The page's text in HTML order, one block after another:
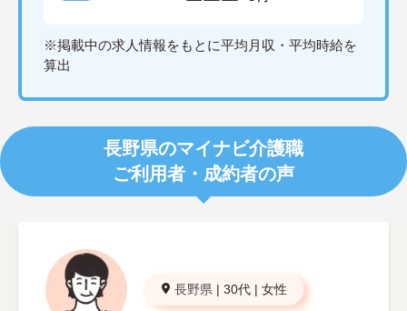
※掲載中の求人情報をもとに平均月収・平均時給を
算出
長野県のマイナビ介護職
ご利用者・成約者の声
長野県 | 30代 | 女性